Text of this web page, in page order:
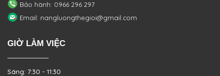
Bảo hành: 0966 296 297
Email: nangluongthegioi@gmail.com
GIỜ LÀM VIỆC
Sáng: 7:30 - 11:30